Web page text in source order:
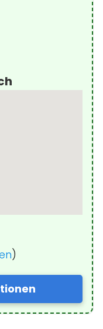
)